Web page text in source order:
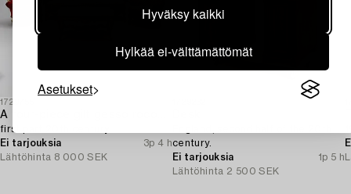
Hyväksy kaikki
Hylkää ei-välttämättömät
Asetukset
1729755
first part 20th century.
Ei tarjouksia
3p 4 h
Lähtöhinta 8 000 SEK
century.
Ei tarjouksia
1p 5 h
Lähtöhinta 2 500 SEK